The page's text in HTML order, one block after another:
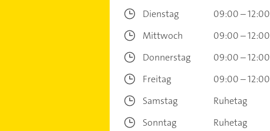
Dienstag
09:00 – 12:00
Mittwoch
09:00 – 12:00
Donnerstag
09:00 – 12:00
Freitag
09:00 – 12:00
Samstag
Ruhetag
Sonntag
Ruhetag